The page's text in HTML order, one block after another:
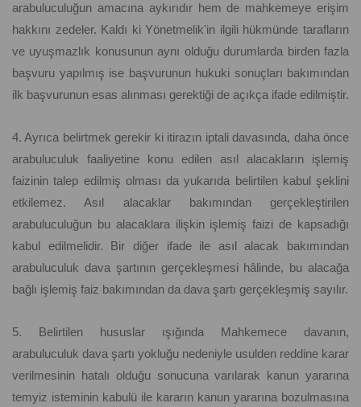
arabuluculuğun amacına aykırıdır hem de mahkemeye erişim
hakkını zedeler. Kaldı ki Yönetmelik'in ilgili hükmünde tarafların
ve uyuşmazlık konusunun aynı olduğu durumlarda birden fazla
başvuru yapılmış ise başvurunun hukuki sonuçları bakımından
ilk başvurunun esas alınması gerektiği de açıkça ifade edilmiştir.
4. Ayrıca belirtmek gerekir ki itirazın iptali davasında, daha önce
arabuluculuk faaliyetine konu edilen asıl alacakların işlemiş
faizinin talep edilmiş olması da yukarıda belirtilen kabul şeklini
etkilemez. Asıl alacaklar bakımından gerçekleştirilen
arabuluculuğun bu alacaklara ilişkin işlemiş faizi de kapsadığı
kabul edilmelidir. Bir diğer ifade ile asıl alacak bakımından
arabuluculuk dava şartının gerçekleşmesi hâlinde, bu alacağa
bağlı işlemiş faiz bakımından da dava şartı gerçekleşmiş sayılır.
5. Belirtilen hususlar ışığında Mahkemece davanın,
arabuluculuk dava şartı yokluğu nedeniyle usulden reddine karar
verilmesinin hatalı olduğu sonucuna varılarak kanun yararına
temyiz isteminin kabulü ile kararın kanun yararına bozulmasına